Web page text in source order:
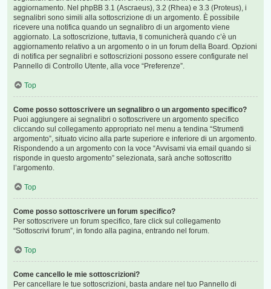
aggiornamento. Nel phpBB 3.1 (Ascraeus), 3.2 (Rhea) e 3.3 (Proteus), i
segnalibri sono simili alla sottoscrizione di un argomento. È possibile
ricevere una notifica quando un segnalibro di un argomento viene
aggiornato. La sottoscrizione, tuttavia, ti comunicherà quando c’è un
aggiornamento relativo a un argomento o in un forum della Board. Opzioni
di notifica per segnalibri e sottoscrizioni possono essere configurate nel
Pannello di Controllo Utente, alla voce “Preferenze”.
Top
Come posso sottoscrivere un segnalibro o un argomento specifico?
Puoi aggiungere ai segnalibri o sottoscrivere un argomento specifico
cliccando sul collegamento appropriato nel menu a tendina “Strumenti
argomento”, situato vicino alla parte superiore e inferiore di un argomento.
Rispondendo a un argomento con la voce “Avvisami via email quando si
risponde in questo argomento” selezionata, sarà anche sottoscritto
l’argomento.
Top
Come posso sottoscrivere un forum specifico?
Per sottoscrivere un forum specifico, fare click sul collegamento
“Sottoscrivi forum”, in fondo alla pagina, entrando nel forum.
Top
Come cancello le mie sottoscrizioni?
Per cancellare le tue sottoscrizioni, basta andare nel tuo Pannello di